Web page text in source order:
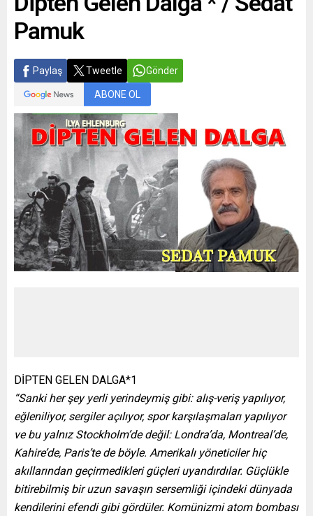
Pamuk
Paylaş Tweetle Gönder
ABONE OL
DİPTEN GELEN DALGA*1
“Sanki her şey yerli yerindeymiş gibi: alış-veriş yapılıyor,
eğleniliyor, sergiler açılıyor, spor karşılaşmaları yapılıyor
ve bu yalnız Stockholm’de değil: Londra’da, Montreal’de,
Kahire’de, Paris’te de böyle. Amerikalı yöneticiler hiç
akıllarından geçirmedikleri güçleri uyandırdılar. Güçlükle
bitirebilmiş bir uzun savaşın sersemliği içindeki dünyada
kendilerini efendi gibi gördüler. Komünizmi atom bombası